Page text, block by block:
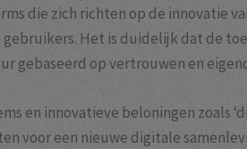
die zich richten op de innovatie
Het is duidelijk dat de
gebaseerd op vertrouwen en
en innovatieve beloningen zoals
voor een nieuwe digitale